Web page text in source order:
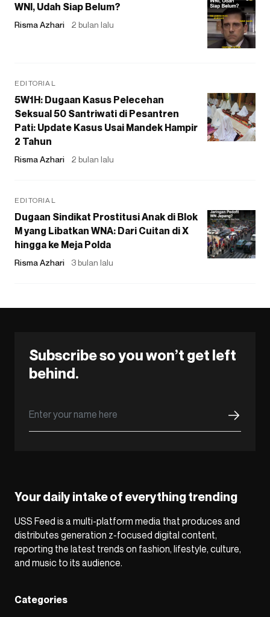
WNI, Udah Siap Belum?
Risma Azhari 2 bulan lalu
EDITORIAL
5W1H: Dugaan Kasus Pelecehan
Seksual 50 Santriwati di Pesantren
Pati: Update Kasus Usai Mandek Hampir
2 Tahun
Risma Azhari 2 bulan lalu
EDITORIAL
Dugaan Sindikat Prostitusi Anak di Blok
M yang Libatkan WNA: Dari Cuitan di X
hingga ke Meja Polda
Risma Azhari 3 bulan lalu
Subscribe so you won’t get left
behind.
Your daily intake of everything trending
USS Feed is a multi-platform media that produces and
distributes generation z-focused digital content,
reporting the latest trends on fashion, lifestyle, culture,
and music to its audience.
Categories